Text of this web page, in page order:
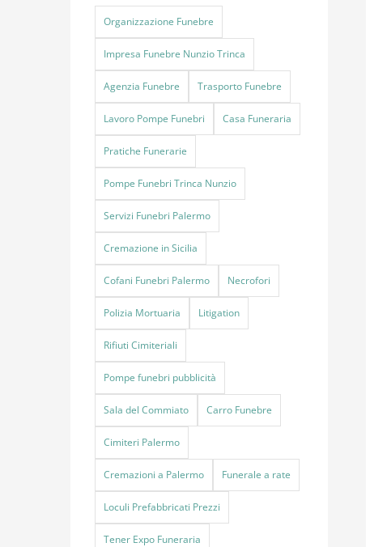
Organizzazione Funebre
Impresa Funebre Nunzio Trinca
Agenzia Funebre Trasporto Funebre
Lavoro Pompe Funebri Casa Funeraria
Pratiche Funerarie
Pompe Funebri Trinca Nunzio
Servizi Funebri Palermo
Cremazione in Sicilia
Cofani Funebri Palermo Necrofori
Polizia Mortuaria Litigation
Rifiuti Cimiteriali
Pompe funebri pubblicità
Sala del Commiato Carro Funebre
Cimiteri Palermo
Cremazioni a Palermo Funerale a rate
Loculi Prefabbricati Prezzi
Tener Expo Funeraria